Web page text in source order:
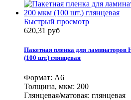
Быстрый просмотр
620,31 руб
Пакетная пленка для
(100 шт.) глянцевая
Формат: А6
Толщина, мкм: 200
Глянцевая/матовая: глянцевая